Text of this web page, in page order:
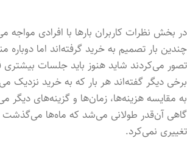
در بخش نظرات کاربران بارها با افرادی مواجه
چندین بار تصمیم به خرید گرفته‌اند اما
تصور می‌کردند شاید هنوز باید جلسات بیشتری
برخی دیگر گفته‌اند هر بار که به خرید نزدیک
به مقایسه هزینه‌ها، زمان‌ها و گزینه‌های دیگر
گاهی آن‌قدر طولانی می‌شد که ماه‌ها می‌گذشت
تغییری نمی‌کرد.